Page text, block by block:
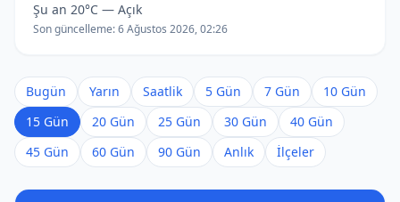
Şu an 20°C — Açık
Son güncelleme:6 Ağustos 2026, 02:26
Bugün Yarın Saatlik 5 Gün 7 Gün
10 Gün
15 Gün
20 Gün 25 Gün 30 Gün
40 Gün
45 Gün
60 Gün 90 Gün Anlık İlçeler